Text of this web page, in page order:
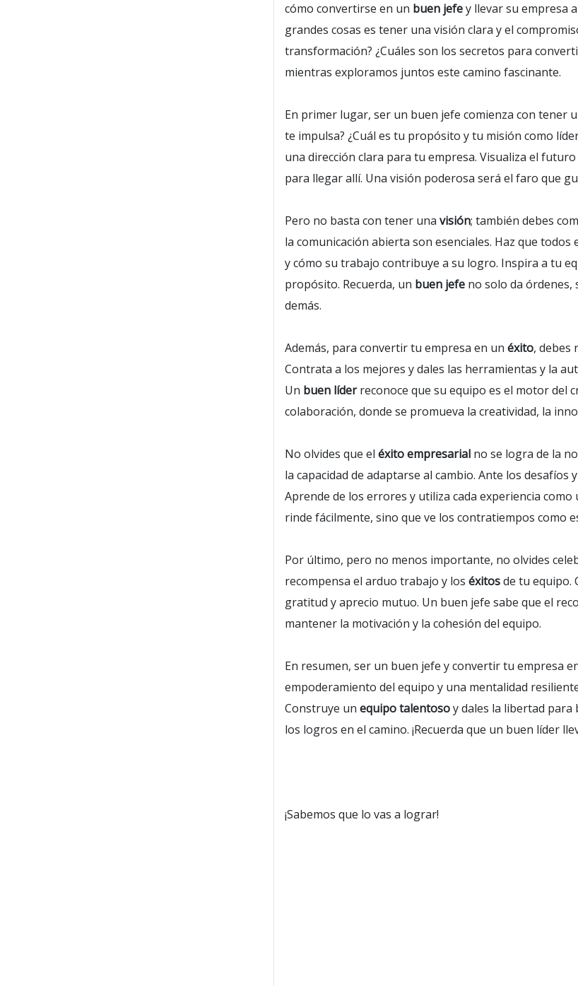
cómo convertirse en un buen jefey llevar su empresa
grandes cosas es tener una visión clara y el
transformación? ¿Cuáles son los secretos para
mientras exploramos juntos este camino fascinante.
En primer lugar, ser un buen jefe comienza con tener
te impulsa? ¿Cuál es tu propósito y tu misión como
una dirección clara para tu empresa. Visualiza el
para llegar allí. Una visión poderosa será el faro que
Pero no basta con tener una visión; también debes
la comunicación abierta son esenciales. Haz que
y cómo su trabajo contribuye a su logro. Inspira a tu
propósito. Recuerda, un buen jefe no solo da órdenes,
demás.
Además, para convertir tu empresa en un éxito, debes
Contrata a los mejores y dales las herramientas y la
Un buen líderreconoce que su equipo es el motor del
colaboración, donde se promueva la creatividad, la
No olvides que el éxito empresarial no se logra de la
la capacidad de adaptarse al cambio. Ante los
Aprende de los errores y utiliza cada experiencia
rinde fácilmente, sino que ve los contratiempos como
Por último, pero no menos importante, no olvides
recompensa el arduo trabajo y los éxitosde tu equipo.
gratitud y aprecio mutuo. Un buen jefe sabe que el
mantener la motivación y la cohesión del equipo.
En resumen, ser un buen jefe y convertir tu empresa
empoderamiento del equipo y una mentalidad
Construye un equipo talentosoy dales la libertad para
los logros en el camino. ¡Recuerda que un buen líder
¡Sabemos que lo vas a lograr!